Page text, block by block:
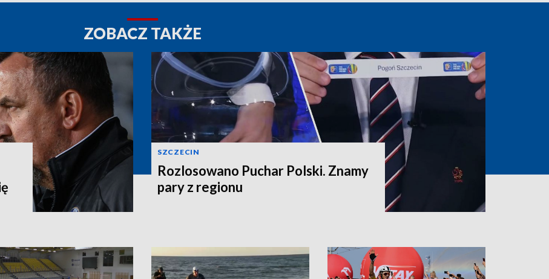
ZOBACZ TAKŻE
SZCZECIN
Rozlosowano Puchar Polski. Znamy
pary z regionu